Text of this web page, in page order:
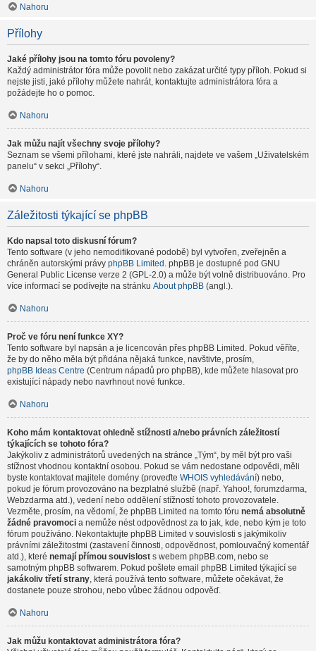
Nahoru
Přílohy
Jaké přílohy jsou na tomto fóru povoleny?
Každý administrátor fóra může povolit nebo zakázat určité typy příloh. Pokud si
nejste jisti, jaké přílohy můžete nahrát, kontaktujte administrátora fóra a
požádejte ho o pomoc.
Nahoru
Jak můžu najít všechny svoje přílohy?
Seznam se všemi přílohami, které jste nahráli, najdete ve vašem „Uživatelském
panelu“ v sekci „Přílohy“.
Nahoru
Záležitosti týkající se phpBB
Kdo napsal toto diskusní fórum?
Tento software (v jeho nemodifikované podobě) byl vytvořen, zveřejněn a
chráněn autorskými právy phpBB Limited . phpBB je dostupné pod GNU
General Public License verze 2 (GPL-2.0) a může být volně distribuováno. Pro
více informací se podívejte na stránku About phpBB (angl.).
Nahoru
Proč ve fóru není funkce XY?
Tento software byl napsán a je licencován přes phpBB Limited. Pokud věříte,
že by do něho měla být přidána nějaká funkce, navštivte, prosím,
phpBB Ideas Centre (Centrum nápadů pro phpBB), kde můžete hlasovat pro
existující nápady nebo navrhnout nové funkce.
Nahoru
Koho mám kontaktovat ohledně stížnosti a/nebo právních záležitostí
týkajících se tohoto fóra?
Jakýkoliv z administrátorů uvedených na stránce „Tým“, by měl být pro vaši
stížnost vhodnou kontaktní osobou. Pokud se vám nedostane odpovědi, měli
byste kontaktovat majitele domény (proveďte WHOIS vyhledávání) nebo,
pokud je fórum provozováno na bezplatné službě (např. Yahoo!, forumzdarma,
Webzdarma atd.), vedení nebo oddělení stížností tohoto provozovatele.
Vezměte, prosím, na vědomí, že phpBB Limited na tomto fóru nemá absolutně
žádné pravomoci a nemůže nést odpovědnost za to jak, kde, nebo kým je toto
fórum používáno. Nekontaktujte phpBB Limited v souvislosti s jakýmikoliv
právními záležitostmi (zastavení činnosti, odpovědnost, pomlouvačný komentář
atd.), které nemají přímou souvislost s webem phpBB.com, nebo se
samotným phpBB softwarem. Pokud pošlete email phpBB Limited týkající se
jakákoliv třetí strany, která používá tento software, můžete očekávat, že
dostanete pouze strohou, nebo vůbec žádnou odpověď.
Nahoru
Jak můžu kontaktovat administrátora fóra?